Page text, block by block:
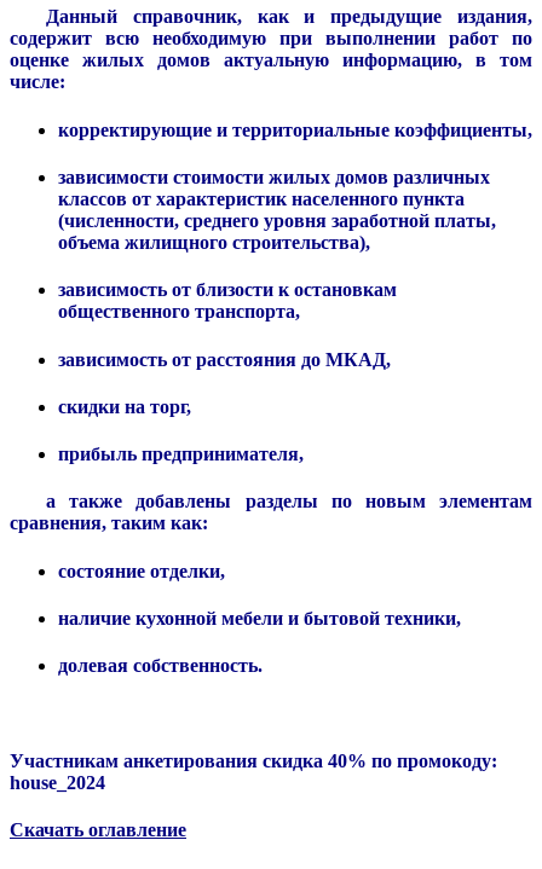
Данный справочник, как и предыдущие издания,
содержит всю необходимую при выполнении работ по
оценке жилых домов актуальную информацию, в том
числе:
корректирующие и территориальные коэффициенты,
зависимости стоимости жилых домов различных
классов от характеристик населенного пункта
(численности, среднего уровня заработной платы,
объема жилищного строительства),
зависимость от близости к остановкам
общественного транспорта,
зависимость от расстояния до МКАД,
скидки на торг,
прибыль предпринимателя,
а также добавлены разделы по новым элементам
сравнения, таким как:
состояние отделки,
наличие кухонной мебели и бытовой техники,
долевая собственность.
Участникам анкетирования скидка 40% по промокоду:
house_2024
Скачать оглавление